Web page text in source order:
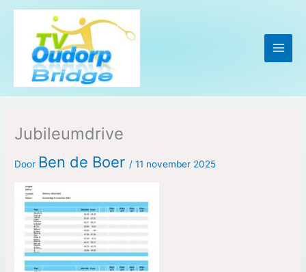
Ga
inhoud
Jubileumdrive
Door Ben de Boer /11 november 2025